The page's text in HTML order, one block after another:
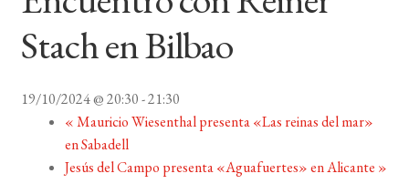
PODCAST
LA EDITORIAL
menú
FOREIGN RIGHTS
Stach en Bilbao
19/10/2024 @ 20:30-21:30
«Mauricio Wiesenthal presenta «Las reinas del mar»
en Sabadell
Jesús del Campo presenta «Aguafuertes» en Alicante »